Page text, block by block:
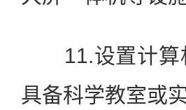
11.设置计算
具备科学教室或